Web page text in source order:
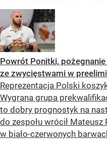
Powrót Ponitki,
ze zwycięstwami w
Reprezentacja Polski
Wygrana grupa
to dobry prognostyk na
do zespołu wrócił
w biało-czerwonych